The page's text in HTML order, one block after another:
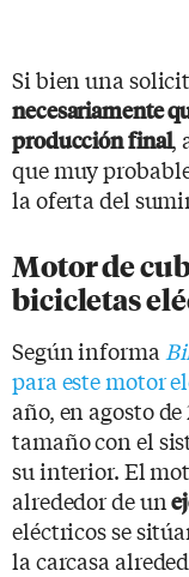
Si bien una
necesariamente
producciónfinal,
que muy
la oferta del
Motor de
bicicletas
Según informa
para este motor
año, en agosto
tamaño con el
su interior. El
alrededor de un
eléctricos se
la carcasa